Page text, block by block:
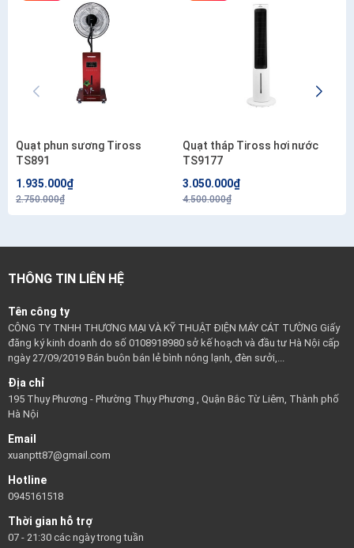
Quạt phun sương Tiross
TS891
1.935.000₫
2.750.000₫
Quạt tháp Tiross hơi nước
TS9177
3.050.000₫
4.500.000₫
THÔNG TIN LIÊN HỆ
Tên công ty
CÔNG TY TNHH THƯƠNG MẠI VÀ KỸ THUẬT ĐIỆN MÁY CÁT TƯỜNG Giấy
đăng ký kinh doanh do số 0108918980 sở kế hoạch và đầu tư Hà Nội cấp
ngày 27/09/2019 Bán buôn bán lẻ bình nóng lạnh, đèn sưởi,...
Địa chỉ
195 Thụy Phương - Phường Thụy Phương , Quận Bắc Từ Liêm, Thành phố
Hà Nội
Email
xuanptt87@gmail.com
Hotline
0945161518
Thời gian hỗ trợ
07 - 21:30 các ngày trong tuần